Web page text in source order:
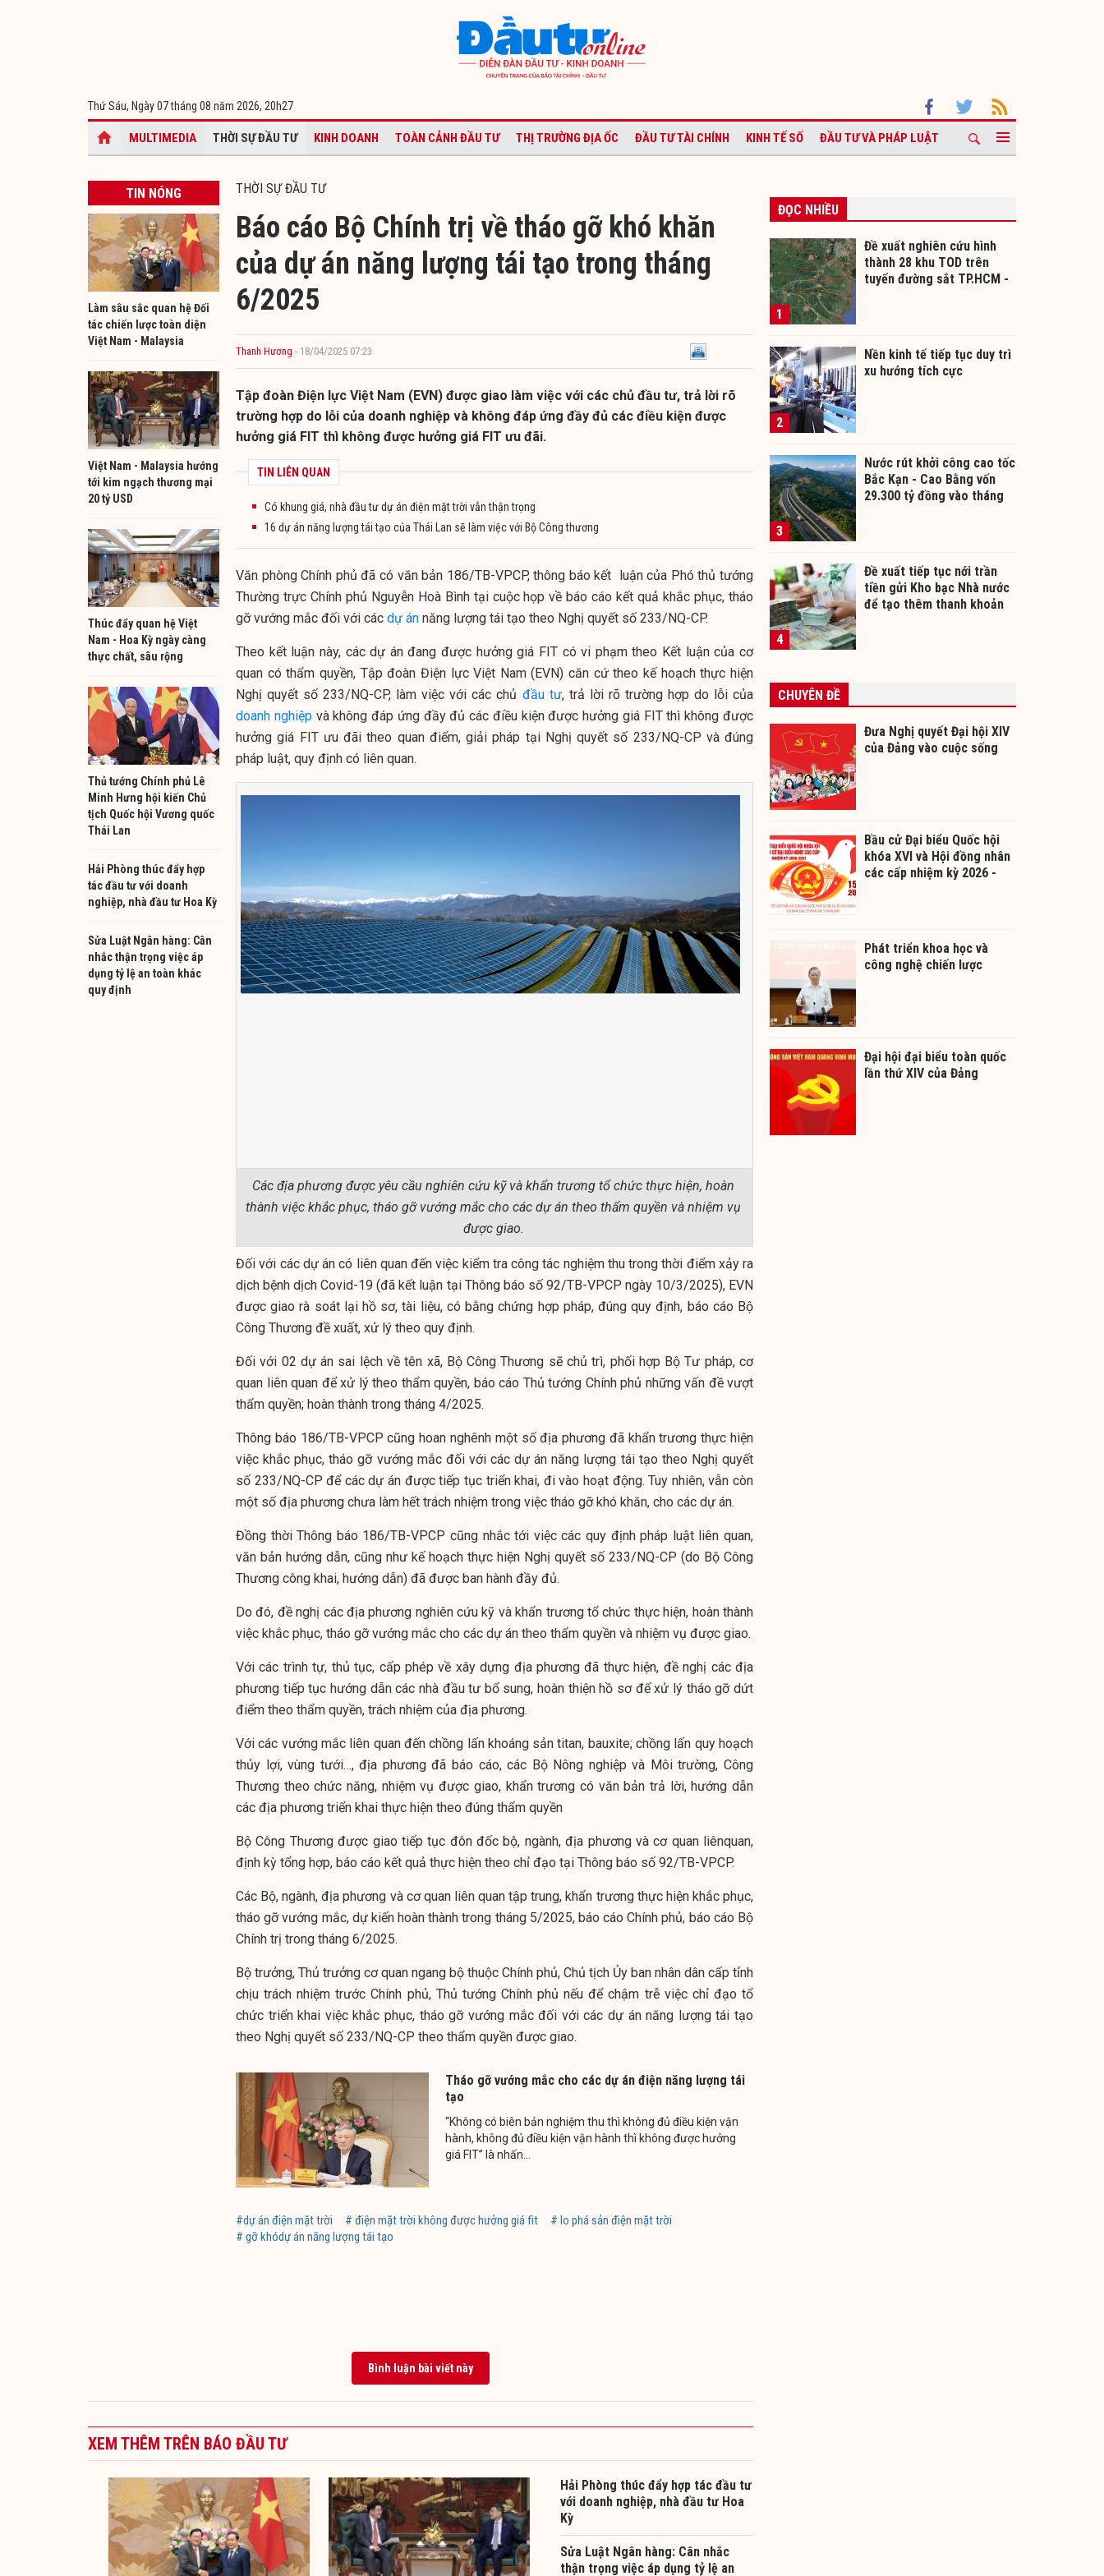
Thứ Sáu, Ngày 07 tháng 08 năm 2026, 20h27
MULTIMEDIA THỜI SỰ ĐẦU TƯ KINH DOANH TOÀN CẢNH ĐẦU TƯ THỊ TRƯỜNG ĐỊA ỐC ĐẦU TƯ TÀI CHÍNH KINH TẾ SỐ ĐẦU TƯ VÀ PHÁP LUẬT
TIN NÓNG
Làm sâu sắc quan hệ Đối
tác chiến lược toàn diện
Việt Nam - Malaysia
Việt Nam - Malaysia hướng
tới kim ngạch thương mại
20 tỷ USD
Thúc đẩy quan hệ Việt
Nam - Hoa Kỳ ngày càng
thực chất, sâu rộng
Thủ tướng Chính phủ Lê
Minh Hưng hội kiến Chủ
tịch Quốc hội Vương quốc
Thái Lan
Hải Phòng thúc đẩy hợp
tác đầu tư với doanh
nghiệp, nhà đầu tư Hoa Kỳ
Sửa Luật Ngân hàng: Cân
nhắc thận trọng việc áp
dụng tỷ lệ an toàn khác
quy định
THỜI SỰ ĐẦU TƯ
Báo cáo Bộ Chính trị về tháo gỡ khó khăn
của dự án năng lượng tái tạo trong tháng
6/2025
Thanh Hương - 18/04/2025 07:23
Tập đoàn Điện lực Việt Nam (EVN) được giao làm việc với các chủ đầu tư, trả lời rõ
trường hợp do lỗi của doanh nghiệp và không đáp ứng đầy đủ các điều kiện được
hưởng giá FIT thì không được hưởng giá FIT ưu đãi.
TIN LIÊN QUAN
Có khung giá, nhà đầu tư dự án điện mặt trời vẫn thận trọng
16 dự án năng lượng tái tạo của Thái Lan sẽ làm việc với Bộ Công thương
Văn phòng Chính phủ đã có văn bản 186/TB-VPCP, thông báo kết luận của Phó thủ tướng
Thường trực Chính phủ Nguyễn Hoà Bình tại cuộc họp về báo cáo kết quả khắc phục, tháo
gỡ vướng mắc đối với các dự án năng lượng tái tạo theo Nghị quyết số 233/NQ-CP.
Theo kết luận này, các dự án đang được hưởng giá FIT có vi phạm theo Kết luận của cơ
quan có thẩm quyền, Tập đoàn Điện lực Việt Nam (EVN) căn cứ theo kế hoạch thực hiện
Nghị quyết số 233/NQ-CP, làm việc với các chủ đầu tư, trả lời rõ trường hợp do lỗi của
doanh nghiệpvà không đáp ứng đầy đủ các điều kiện được hưởng giá FIT thì không được
hưởng giá FIT ưu đãi theo quan điểm, giải pháp tại Nghị quyết số 233/NQ-CP và đúng
pháp luật, quy định có liên quan.
Các địa phương được yêu cầu nghiên cứu kỹ và khẩn trương tổ chức thực hiện, hoàn
thành việc khắc phục, tháo gỡ vướng mắc cho các dự án theo thẩm quyền và nhiệm vụ
được giao.
Đối với các dự án có liên quan đến việc kiểm tra công tác nghiệm thu trong thời điểm xảy ra
dịch bệnh dịch Covid-19 (đã kết luận tại Thông báo số 92/TB-VPCP ngày 10/3/2025), EVN
được giao rà soát lại hồ sơ, tài liệu, có bằng chứng hợp pháp, đúng quy định, báo cáo Bộ
Công Thương đề xuất, xử lý theo quy định.
Đối với 02 dự án sai lệch về tên xã, Bộ Công Thương sẽ chủ trì, phối hợp Bộ Tư pháp, cơ
quan liên quan để xử lý theo thẩm quyền, báo cáo Thủ tướng Chính phủ những vấn đề vượt
thẩm quyền; hoàn thành trong tháng 4/2025.
Thông báo 186/TB-VPCP cũng hoan nghênh một số địa phương đã khẩn trương thực hiện
việc khắc phục, tháo gỡ vướng mắc đối với các dự án năng lượng tái tạo theo Nghị quyết
số 233/NQ-CP để các dự án được tiếp tục triển khai, đi vào hoạt động. Tuy nhiên, vẫn còn
một số địa phương chưa làm hết trách nhiệm trong việc tháo gỡ khó khăn, cho các dự án.
Đồng thời Thông báo 186/TB-VPCP cũng nhắc tới việc các quy định pháp luật liên quan,
văn bản hướng dẫn, cũng như kế hoạch thực hiện Nghị quyết số 233/NQ-CP (do Bộ Công
Thương công khai, hướng dẫn) đã được ban hành đầy đủ.
Do đó, đề nghị các địa phương nghiên cứu kỹ và khẩn trương tổ chức thực hiện, hoàn thành
việc khắc phục, tháo gỡ vướng mắc cho các dự án theo thẩm quyền và nhiệm vụ được giao.
Với các trình tự, thủ tục, cấp phép về xây dựng địa phương đã thực hiện, đề nghị các địa
phương tiếp tục hướng dẫn các nhà đầu tư bổ sung, hoàn thiện hồ sơ để xử lý tháo gỡ dứt
điểm theo thẩm quyền, trách nhiệm của địa phương.
Với các vướng mắc liên quan đến chồng lấn khoáng sản titan, bauxite; chồng lấn quy hoạch
thủy lợi, vùng tưới…, địa phương đã báo cáo, các Bộ Nông nghiệp và Môi trường, Công
Thương theo chức năng, nhiệm vụ được giao, khẩn trương có văn bản trả lời, hướng dẫn
các địa phương triển khai thực hiện theo đúng thẩm quyền
Bộ Công Thương được giao tiếp tục đôn đốc bộ, ngành, địa phương và cơ quan liênquan,
định kỳ tổng hợp, báo cáo kết quả thực hiện theo chỉ đạo tại Thông báo số 92/TB-VPCP.
Các Bộ, ngành, địa phương và cơ quan liên quan tập trung, khẩn trương thực hiện khắc phục,
tháo gỡ vướng mắc, dự kiến hoàn thành trong tháng 5/2025, báo cáo Chính phủ, báo cáo Bộ
Chính trị trong tháng 6/2025.
Bộ trưởng, Thủ trưởng cơ quan ngang bộ thuộc Chính phủ, Chủ tịch Ủy ban nhân dân cấp tỉnh
chịu trách nhiệm trước Chính phủ, Thủ tướng Chính phủ nếu để chậm trễ việc chỉ đạo tổ
chức triển khai việc khắc phục, tháo gỡ vướng mắc đối với các dự án năng lượng tái tạo
theo Nghị quyết số 233/NQ-CP theo thẩm quyền được giao.
Tháo gỡ vướng mắc cho các dự án điện năng lượng tái
tạo
“Không có biên bản nghiệm thu thì không đủ điều kiện vận
hành, không đủ điều kiện vận hành thì không được hưởng
giá FIT” là nhấn...
#dự án điện mặt trời # điện mặt trời không được hưởng giá fit
# lo phá sản điện mặt trời
# gỡ khódự án năng lượng tái tạo
Bình luận bài viết này
XEM THÊM TRÊN BÁO ĐẦU TƯ
Hải Phòng thúc đẩy hợp tác đầu tư
với doanh nghiệp, nhà đầu tư Hoa
Kỳ
Sửa Luật Ngân hàng: Cân nhắc
thận trọng việc áp dụng tỷ lệ an
ĐỌC NHIỀU
1
Đề xuất nghiên cứu hình
thành 28 khu TOD trên
tuyến đường sắt TP.HCM -
2
Nền kinh tế tiếp tục duy trì
xu hướng tích cực
3
Nước rút khởi công cao tốc
Bắc Kạn - Cao Bằng vốn
29.300 tỷ đồng vào tháng
4
Đề xuất tiếp tục nới trần
tiền gửi Kho bạc Nhà nước
để tạo thêm thanh khoản
CHUYÊN ĐỀ
Đưa Nghị quyết Đại hội XIV
của Đảng vào cuộc sống
Bầu cử Đại biểu Quốc hội
khóa XVI và Hội đồng nhân
các cấp nhiệm kỳ 2026 -
Phát triển khoa học và
công nghệ chiến lược
Đại hội đại biểu toàn quốc
lần thứ XIV của Đảng